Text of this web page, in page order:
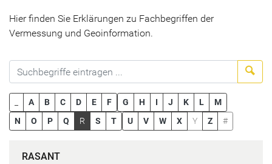
Hier finden Sie Erklärungen zu Fachbegriffen der
Vermessung und Geoinformation.
A B C D E F G H I J K L
M
N
O P Q R S T U V W X Y Z #
RASANT